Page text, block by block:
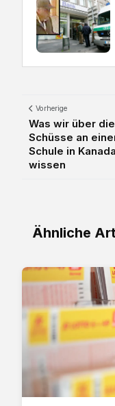
Vorherige
Was wir über die
Schüsse an
Schule in Kanada
wissen
Ähnliche